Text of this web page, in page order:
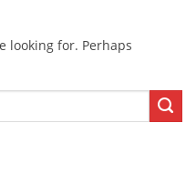
looking for. Perhaps